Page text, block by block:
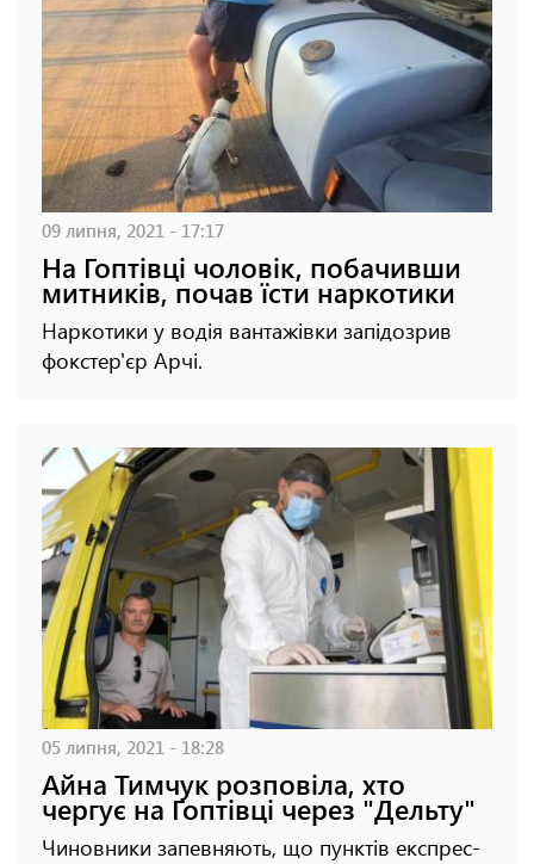
09 липня, 2021 - 17:17
На Гоптівці чоловік, побачивши
митників, почав їсти наркотики
Наркотики у водія вантажівки запідозрив
фокстер'єр Арчі.
05 липня, 2021 - 18:28
Айна Тимчук розповіла, хто
чергує на Гоптівці через "Дельту"
Чиновники запевняють, що пунктів експрес-